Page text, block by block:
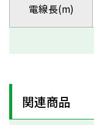
電線長(m)
関連商品